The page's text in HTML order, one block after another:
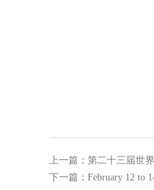
上一篇：第二十三届世
下一篇：February 12 to